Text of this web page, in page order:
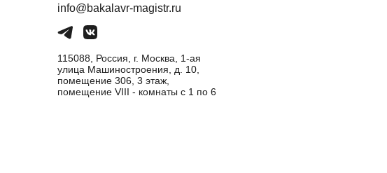
info@bakalavr-magistr.ru
115088, Россия, г. Москва, 1-ая
улица Машиностроения, д. 10,
помещение 306, 3 этаж,
помещение VIII - комнаты с 1 по 6